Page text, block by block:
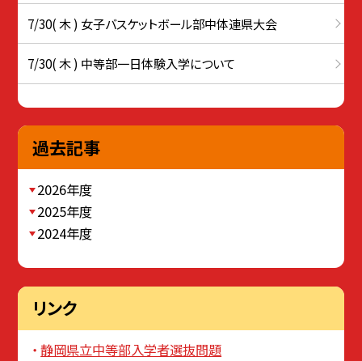
7/30( 木 ) 女子バスケットボール部中体連県大会
7/30( 木 ) 中等部一日体験入学について
過去記事
2026年度
2025年度
2024年度
リンク
静岡県立中等部入学者選抜問題